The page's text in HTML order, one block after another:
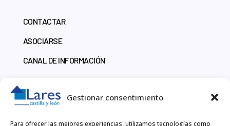
Gestionar consentimiento
Para ofrecer las mejores experiencias, utilizamos tecnologías como
CONTACTAR
ASOCIARSE
CANAL DE INFORMACIÓN
CONTACTO
918 60 10 51